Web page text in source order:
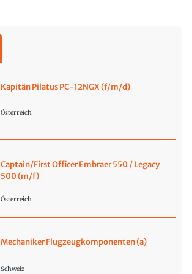
Kapitän Pilatus PC-12NGX (f/m/d)
Österreich
Captain/First Officer Embraer 550 / Legacy
500 (m/f)
Österreich
Mechaniker Flugzeugkomponenten (a)
Schweiz